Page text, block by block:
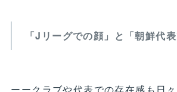
「Jリーグでの顔」と「朝鮮代表